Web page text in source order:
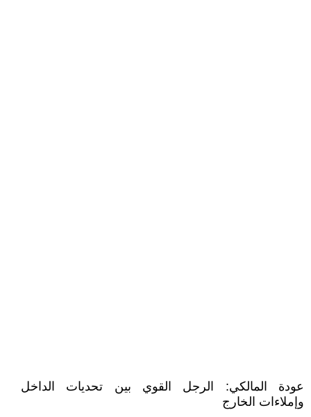
عودة المالكي: الرجل القوي بين تحديات الداخل
وإملاءات الخارج